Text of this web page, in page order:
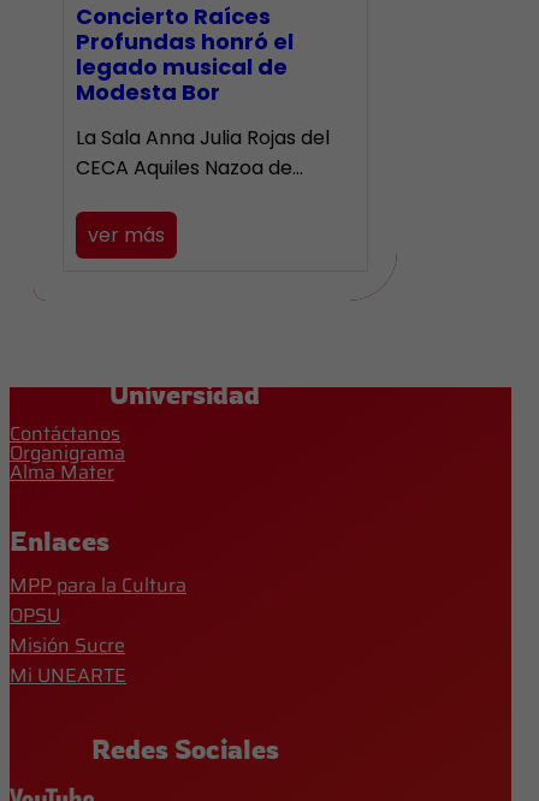
​Concierto Raíces
Profundas honró el
legado musical de
Modesta Bor
La Sala Anna Julia Rojas del
CECA Aquiles Nazoa de…
ver más
Universidad
Contáctanos
Organigrama
Alma Mater
Enlaces
MPP para la Cultura
OPSU
Misión Sucre
Mi UNEARTE
Redes Sociales